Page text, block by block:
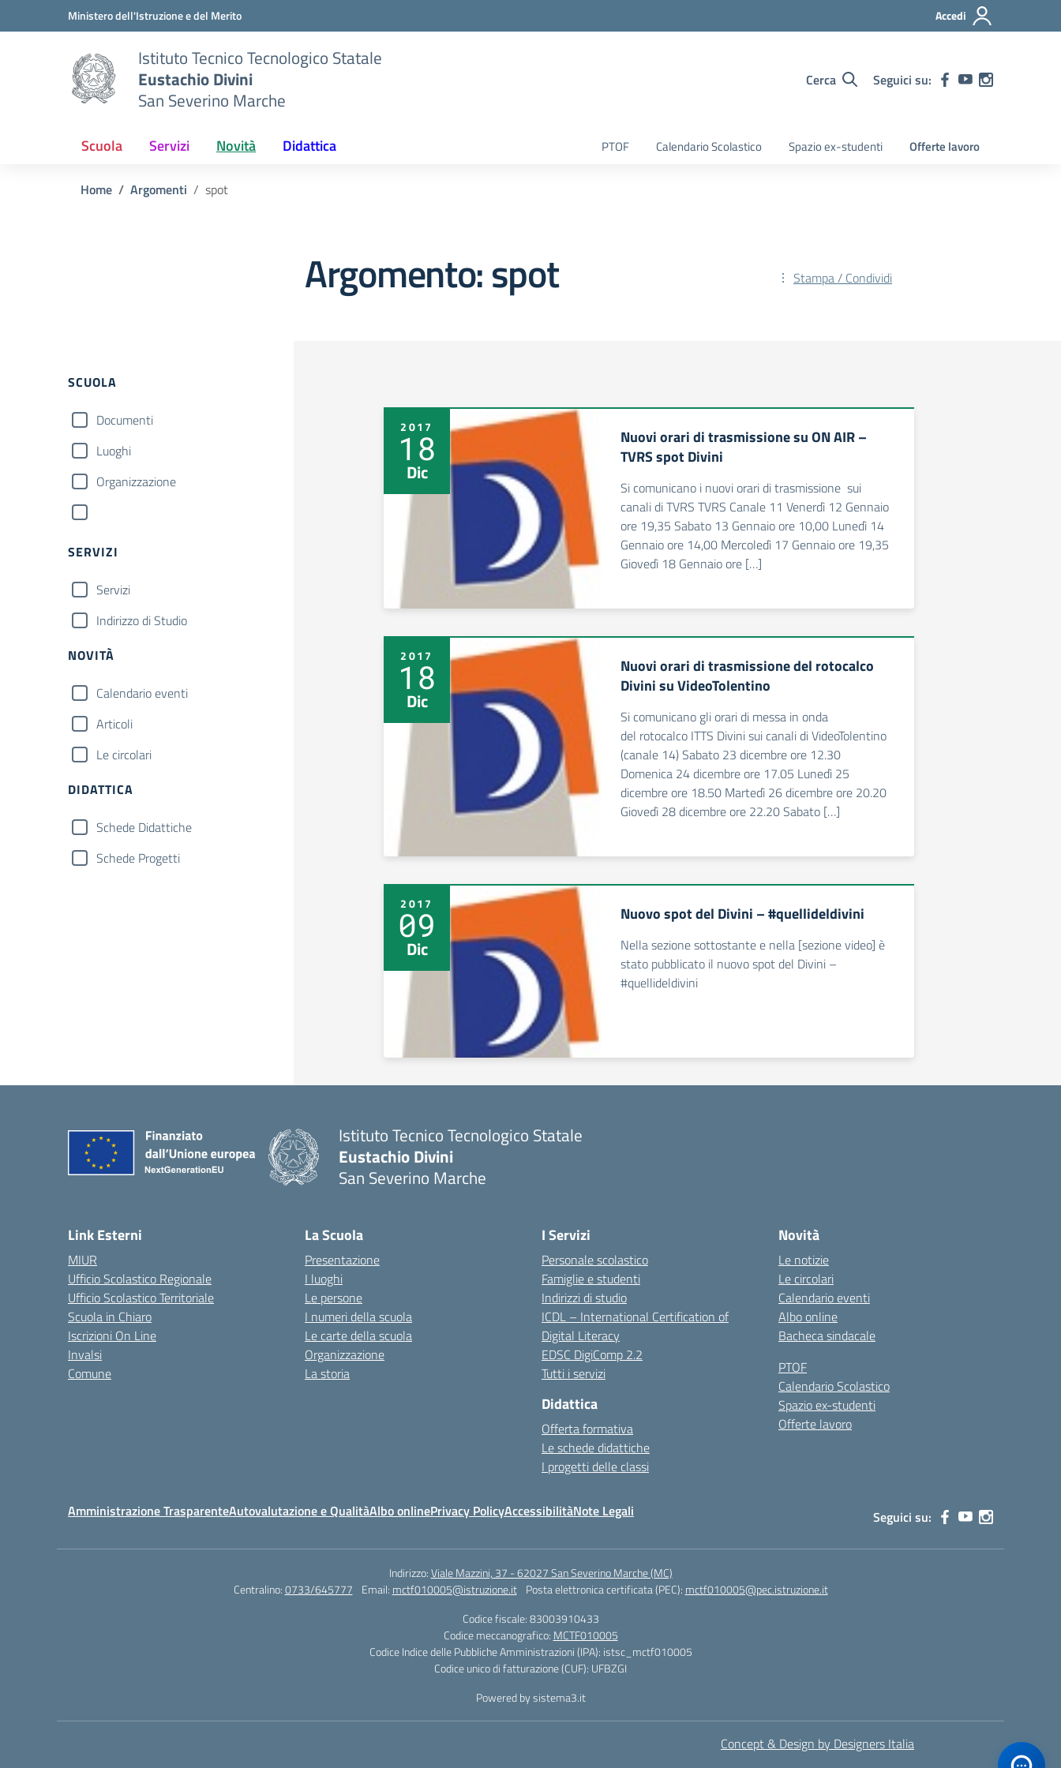
Vai ai contenuti
Vai al menu di navigazioneMinistero dell'Istruzione e del Merito Accedi
Istituto Tecnico Tecnologico Statale
Eustachio Divini
San Severino Marche
Cerca Seguici su:
Scuola Servizi Novità Didattica PTOF Calendario Scolastico Spazio ex-studenti Offerte lavoro
Home Argomenti spot
Argomento: spot Stampa / Condividi
SCUOLA
Documenti
Luoghi
Organizzazione
SERVIZI
Servizi
Indirizzo di Studio
NOVITÀ
Calendario eventi
Articoli
Le circolari
DIDATTICA
Schede Didattiche
Schede Progetti
2017
18
Dic
Nuovi orari di trasmissione su ON AIR –
TVRS spot Divini
Si comunicano i nuovi orari di trasmissione sui
canali di TVRS TVRS Canale 11 Venerdì 12 Gennaio
ore 19,35 Sabato 13 Gennaio ore 10,00 Lunedì 14
Gennaio ore 14,00 Mercoledì 17 Gennaio ore 19,35
Giovedì 18 Gennaio ore […]
2017
18
Dic
Nuovi orari di trasmissione del rotocalco
Divini su VideoTolentino
Si comunicano gli orari di messa in onda
del rotocalco ITTS Divini sui canali di VideoTolentino
(canale 14) Sabato 23 dicembre ore 12.30
Domenica 24 dicembre ore 17.05 Lunedì 25
dicembre ore 18.50 Martedì 26 dicembre ore 20.20
Giovedì 28 dicembre ore 22.20 Sabato […]
2017
09
Dic
Nuovo spot del Divini – #quellideldivini
Nella sezione sottostante e nella [sezione video] è
stato pubblicato il nuovo spot del Divini –
#quellideldivini
Istituto Tecnico Tecnologico Statale
Eustachio Divini
San Severino Marche
Link Esterni
MIUR
Ufficio Scolastico Regionale
Ufficio Scolastico Territoriale
Scuola in Chiaro
Iscrizioni On Line
Invalsi
Comune
La Scuola
Presentazione
I luoghi
Le persone
I numeri della scuola
Le carte della scuola
Organizzazione
La storia
I Servizi
Personale scolastico
Famiglie e studenti
Indirizzi di studio
ICDL – International Certification of
Digital Literacy
EDSC DigiComp 2.2
Tutti i servizi
Didattica
Offerta formativa
Le schede didattiche
I progetti delle classi
Novità
Le notizie
Le circolari
Calendario eventi
Albo online
Bacheca sindacale
PTOF
Calendario Scolastico
Spazio ex-studenti
Offerte lavoro
Amministrazione TrasparenteAutovalutazione e QualitàAlbo onlinePrivacy PolicyAccessibilitàNote Legali Seguici su:
Indirizzo:Viale Mazzini, 37 - 62027 San Severino Marche (MC)
Centralino:0733/645777 Email: mctf010005@istruzione.it Posta elettronica certificata (PEC): mctf010005@pec.istruzione.it
Codice fiscale: 83003910433
Codice meccanografico: MCTF010005
Codice Indice delle Pubbliche Amministrazioni (IPA): istsc_mctf010005
Codice unico di fatturazione (CUF): UFBZGI
Powered by sistema3.it
Concept & Design by Designers Italia